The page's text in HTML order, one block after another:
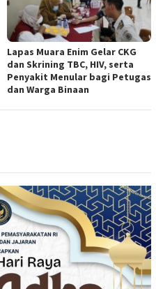
Lapas Muara Enim Gelar CKG
dan Skrining TBC, HIV, serta
Penyakit Menular bagi Petugas
dan Warga Binaan